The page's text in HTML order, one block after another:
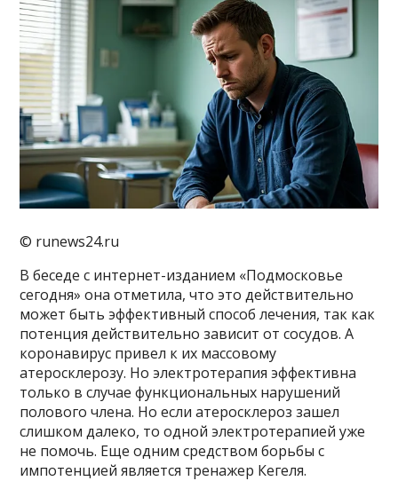
© runews24.ru
В беседе с интернет-изданием «Подмосковье
сегодня» она отметила, что это действительно
может быть эффективный способ лечения, так как
потенция действительно зависит от сосудов. А
коронавирус привел к их массовому
атеросклерозу. Но электротерапия эффективна
только в случае функциональных нарушений
полового члена. Но если атеросклероз зашел
слишком далеко, то одной электротерапией уже
не помочь. Еще одним средством борьбы с
импотенцией является тренажер Кегеля.